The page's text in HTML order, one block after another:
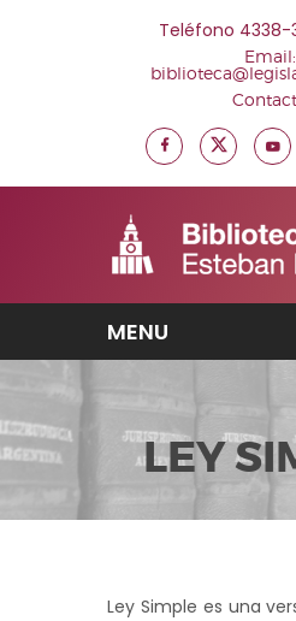
Teléfono 4338-
Email:
LEY
Ley Simple es una